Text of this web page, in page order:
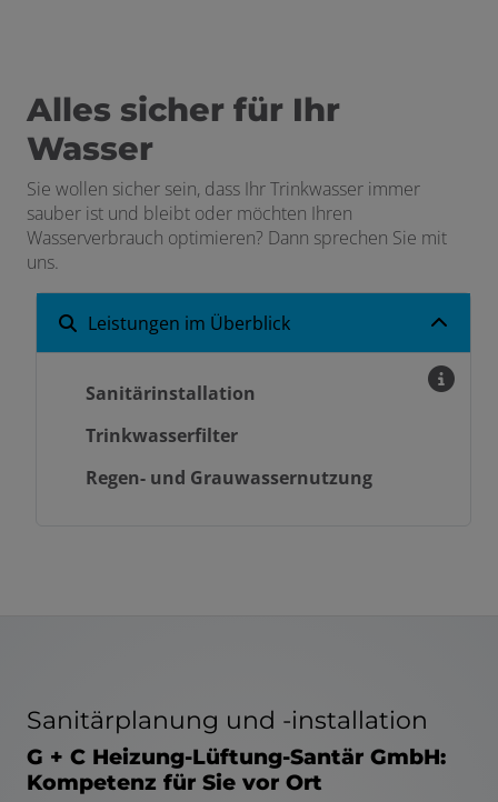
Alles sicher für Ihr
Wasser
Sie wollen sicher sein, dass Ihr Trinkwasser immer
sauber ist und bleibt oder möchten Ihren
Wasserverbrauch optimieren? Dann sprechen Sie mit
uns.
Leistungen im Überblick
Sanitärinstallation
Trinkwasserfilter
Regen- und Grauwassernutzung
Sanitärplanung und -installation
G + C Heizung-Lüftung-Santär GmbH:
Kompetenz für Sie vor Ort